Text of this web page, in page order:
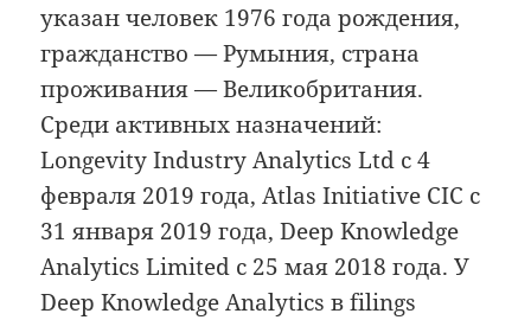
указан человек 1976 года рождения,
гражданство — Румыния, страна
проживания — Великобритания.
Среди активных назначений:
Longevity Industry Analytics Ltd с 4
февраля 2019 года, Atlas Initiative CIC с
31 января 2019 года, Deep Knowledge
Analytics Limited с 25 мая 2018 года. У
Deep Knowledge Analytics в filings